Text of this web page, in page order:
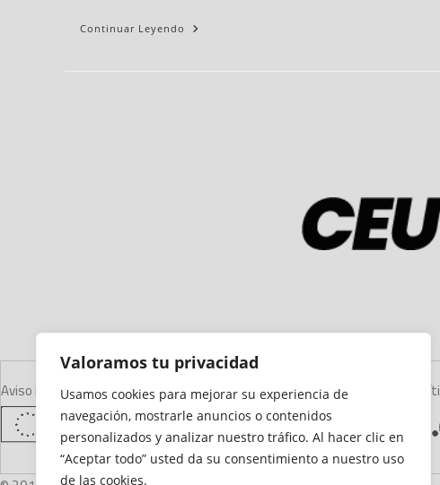
Valoramos tu privacidad
Usamos cookies para mejorar su experiencia de
navegación, mostrarle anuncios o contenidos
personalizados y analizar nuestro tráfico. Al hacer clic en
“Aceptar todo” usted da su consentimiento a nuestro uso
de las cookies.
Continuar Leyendo
Aviso LegalDeclaración de AccesibilidadMapa del SitioPolítica de Cookies